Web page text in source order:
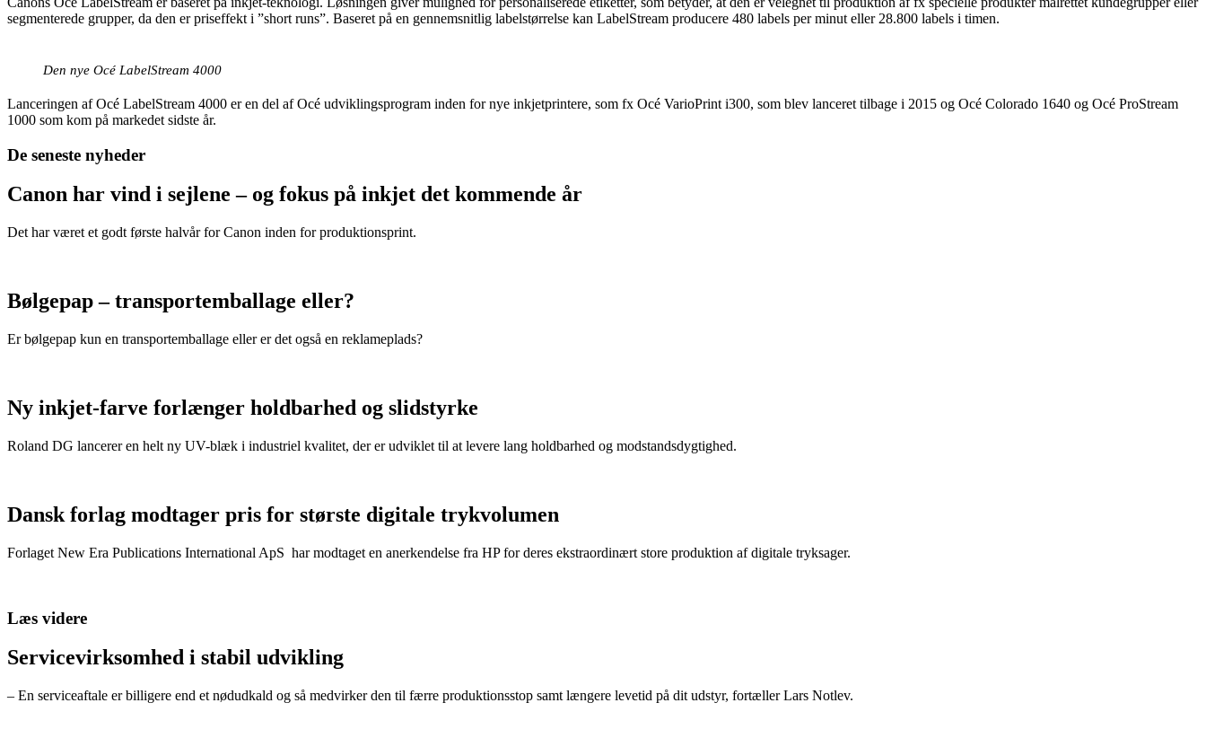
segmenterede grupper, da den er priseffekt i ”short runs”. Baseret på en gennemsnitlig labelstørrelse kan LabelStream producere 480 labels per minut eller 28.800 labels i timen.
Den nye Océ LabelStream 4000
Lanceringen af Océ LabelStream 4000 er en del af Océ udviklingsprogram inden for nye inkjetprintere, som fx Océ VarioPrint i300, som blev lanceret tilbage i 2015 og Océ Colorado 1640 og Océ ProStream
1000 som kom på markedet sidste år.
De seneste nyheder
Canon har vind i sejlene – og fokus på inkjet det kommende år
Det har været et godt første halvår for Canon inden for produktionsprint.
Bølgepap – transportemballage eller?
Er bølgepap kun en transportemballage eller er det også en reklameplads?
Ny inkjet-farve forlænger holdbarhed og slidstyrke
Roland DG lancerer en helt ny UV-blæk i industriel kvalitet, der er udviklet til at levere lang holdbarhed og modstandsdygtighed.
Dansk forlag modtager pris for største digitale trykvolumen
Forlaget New Era Publications International ApS har modtaget en anerkendelse fra HP for deres ekstraordinært store produktion af digitale tryksager.
Læs videre
Servicevirksomhed i stabil udvikling
– En serviceaftale er billigere end et nødudkald og så medvirker den til færre produktionsstop samt længere levetid på dit udstyr, fortæller Lars Notlev.